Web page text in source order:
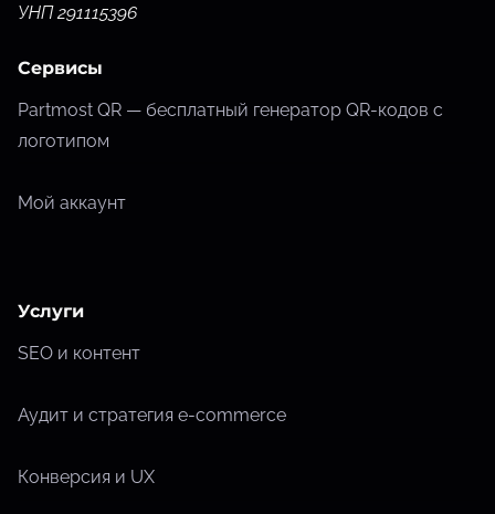
УНП 291115396
Сервисы
Partmost QR — бесплатный генератор QR-кодов с
логотипом
Мой аккаунт
Услуги
SEO и контент
Аудит и стратегия e-commerce
Конверсия и UX